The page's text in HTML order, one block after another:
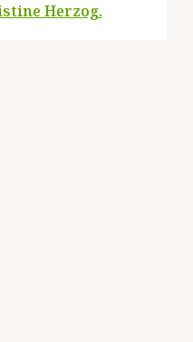
Herzog.